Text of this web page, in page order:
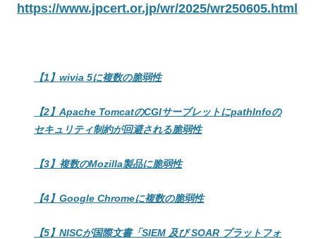
https://www.jpcert.or.jp/wr/2025/wr250605.html
【1】wivia 5に複数の脆弱性
【2】Apache TomcatのCGIサーブレットにpathInfoの
セキュリティ制約が回避される脆弱性
【3】複数のMozilla製品に脆弱性
【4】Google Chromeに複数の脆弱性
【5】NISCが国際文書「SIEM 及び SOAR プラットフォ